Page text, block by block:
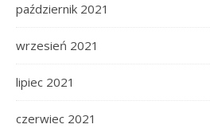
październik 2021
wrzesień 2021
lipiec 2021
czerwiec 2021